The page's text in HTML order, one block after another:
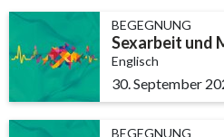
BEGEGNUNG
Sexarbeit und
Englisch
30. September
BEGEGNUNG